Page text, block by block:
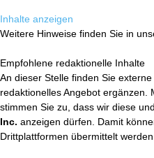
Inhalte anzeigen
Weitere Hinweise finden Sie in
Empfohlene redaktionelle Inhalte
An dieser Stelle finden Sie
redaktionelles Angebot ergänzen.
stimmen Sie zu, dass wir diese
Inc. anzeigen dürfen. Damit
Drittplattformen übermittelt werden.